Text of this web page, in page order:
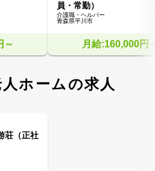
～
員・常勤）
介護職・ヘルパー
青森県平川市
月給:160,000円
ホームの求人
荘（正社